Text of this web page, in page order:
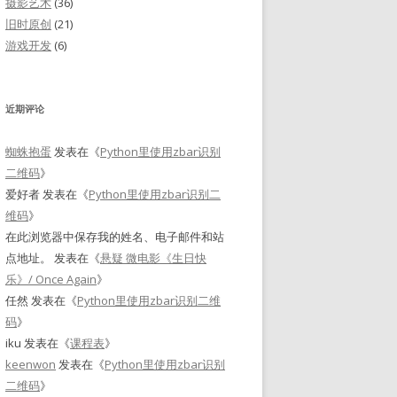
旧时原创 (21)
游戏开发 (6)
近期评论
蜘蛛抱蛋 发表在《Python里使用zbar识别
二维码》
爱好者发表在《Python里使用zbar识别二
维码》
在此浏览器中保存我的姓名、电子邮件和站
点地址。
发表在《悬疑 微电影《生日快
乐》/ Once Again》
任然 发表在《Python里使用zbar识别二维
码》
iku 发表在《课程表》
keenwon 发表在《Python里使用zbar识别
二维码》